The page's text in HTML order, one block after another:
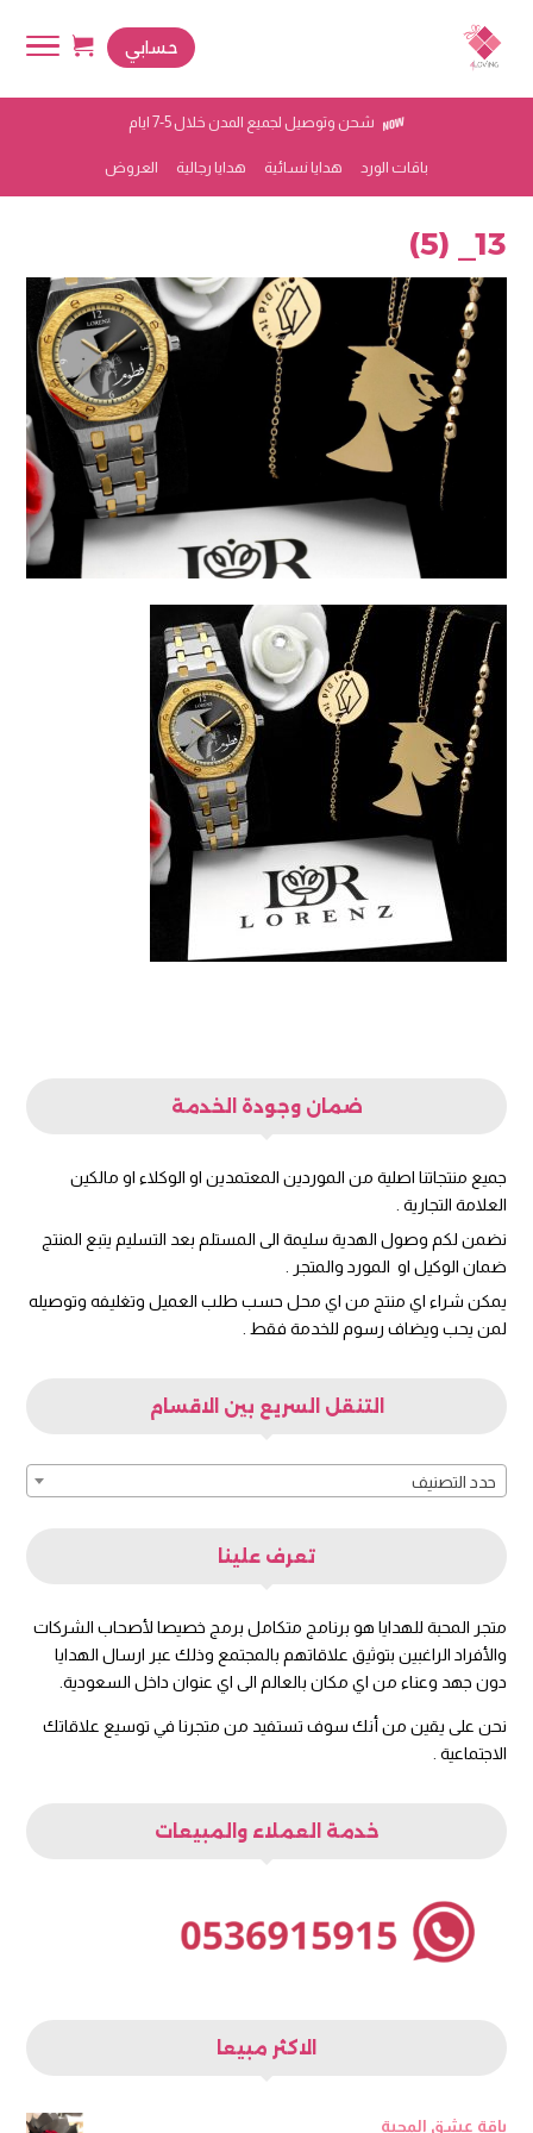
حسابي
باقات الورد هدايا نسائية هدايا رجالية العروض
13_ (5)
ضمان وجودة الخدمة
جميع منتجاتنا اصلية من الموردين المعتمدين او الوكلاء او مالكين
العلامة التجارية .
نضمن لكم وصول الهدية سليمة الى المستلم بعد التسليم يتبع المنتج
ضمان الوكيل او المورد والمتجر .
يمكن شراء اي منتج من اي محل حسب طلب العميل وتغليفه وتوصيله
لمن يحب ويضاف رسوم للخدمة فقط .
التنقل السريع بين الاقسام
حدد التصنيف
تعرف علينا
متجر المحبة للهدايا هو برنامج متكامل برمج خصيصا لأصحاب الشركات
والأفراد الراغبين بتوثيق علاقاتهم بالمجتمع وذلك عبر ارسال الهدايا
دون جهد وعناء من اي مكان بالعالم الى اي عنوان داخل السعودية.
نحن على يقين من أنك سوف تستفيد من متجرنا في توسيع علاقاتك
الاجتماعية .
خدمة العملاء والمبيعات
الاكثر مبيعا
باقة عشق المحبة